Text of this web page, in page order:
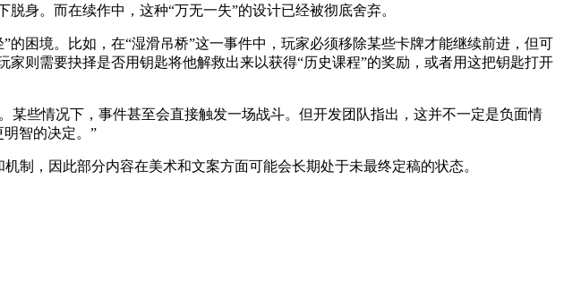
身。而在续作中，这种“万无一失”的设计已经被彻底舍弃。
困境。比如，在“湿滑吊桥”这一事件中，玩家必须移除某些卡牌才能继续前进，但可
则需要抉择是否用钥匙将他解救出来以获得“历史课程”的奖励，或者用这把钥匙打开
些情况下，事件甚至会直接触发一场战斗。但开发团队指出，这并不一定是负面情
智的决定。”
制，因此部分内容在美术和文案方面可能会长期处于未最终定稿的状态。